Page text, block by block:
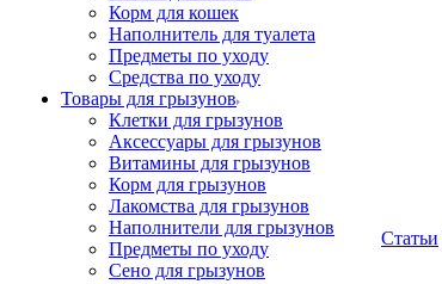
Корм для кошек
Наполнитель для туалета
Предметы по уходу
Средства по уходу
Товары для грызунов
Клетки для грызунов
Аксессуары для грызунов
Витамины для грызунов
Корм для грызунов
Лакомства для грызунов
Наполнители для грызунов
Предметы по уходу
Сено для грызунов
Статьи